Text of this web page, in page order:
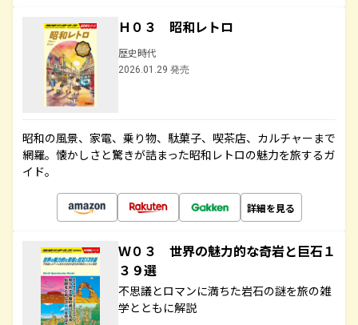
Ｈ０３ 昭和レトロ
歴史時代
2026.01.29 発売
昭和の風景、家電、乗り物、駄菓子、喫茶店、カルチャーまで
網羅。懐かしさと驚きが詰まった昭和レトロの魅力を旅するガ
イド。
詳細を見る
Ｗ０３ 世界の魅力的な奇岩と巨石１
３９選
不思議とロマンに満ちた岩石の謎を旅の雑
学とともに解説